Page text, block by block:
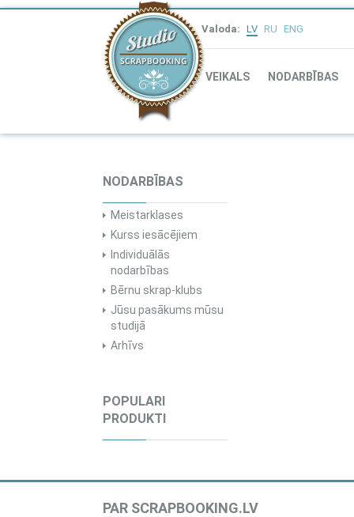
Valoda: LV RU ENG
VEIKALS NODARBĪBAS
NODARBĪBAS
Meistarklases
Kurss iesācējiem
Individuālās
nodarbības
Bērnu skrap-klubs
Jūsu pasākums mūsu
studijā
Arhīvs
POPULARI
PRODUKTI
PAR SCRAPBOOKING.LV